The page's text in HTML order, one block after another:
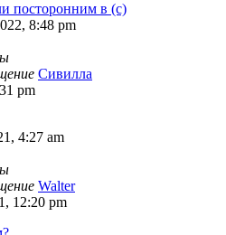
посторонним в (с)
8:48 pm
Сивилла
pm
4:27 am
Walter
12:20 pm